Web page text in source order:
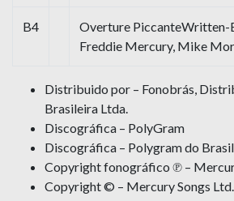
B4
Overture PiccanteWritten-
Freddie Mercury, Mike
Distribuido por – Fonobrás,
Brasileira Ltda.
Discográfica – PolyGram
Discográfica – Polygram do
Copyright fonográfico ℗ –
Copyright © – Mercury Songs Ltd.